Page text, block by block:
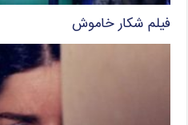
فیلم شکار خاموش